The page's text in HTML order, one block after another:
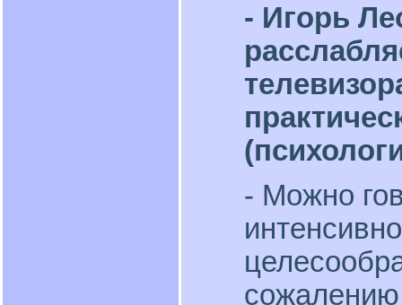
- Игорь
- Можно